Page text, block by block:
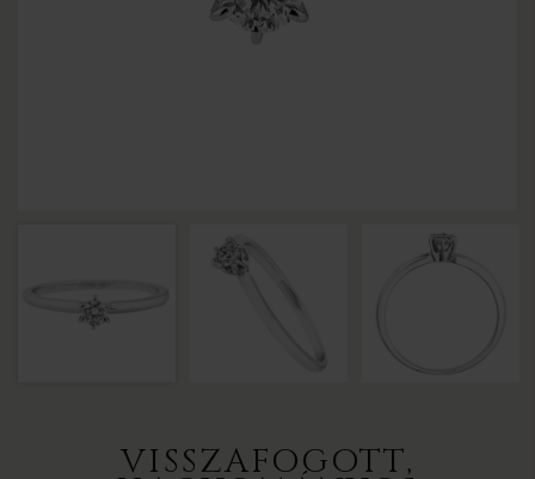
VISSZAFOGOTT,